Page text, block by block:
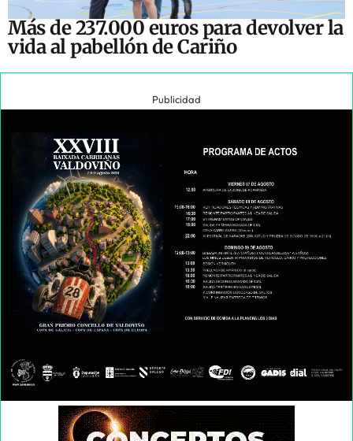
Más de 237.000 euros para devolver la
vida al pabellón de Cariño
Publicidad